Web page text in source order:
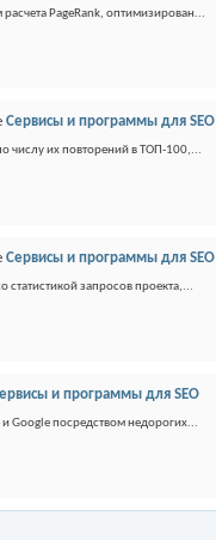
PageRank, оптимизирован...
Сервисы и программы для SEO
числу их повторений в ТОП-100,...
Сервисы и программы для SEO
статистикой запросов проекта,...
и программы для SEO
Google посредством недорогих...